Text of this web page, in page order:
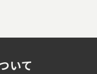
いて